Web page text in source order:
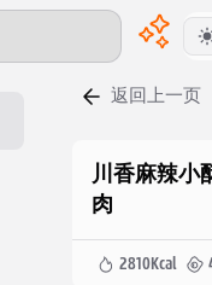
返回上一页
川香麻辣小
肉
2810Kcal